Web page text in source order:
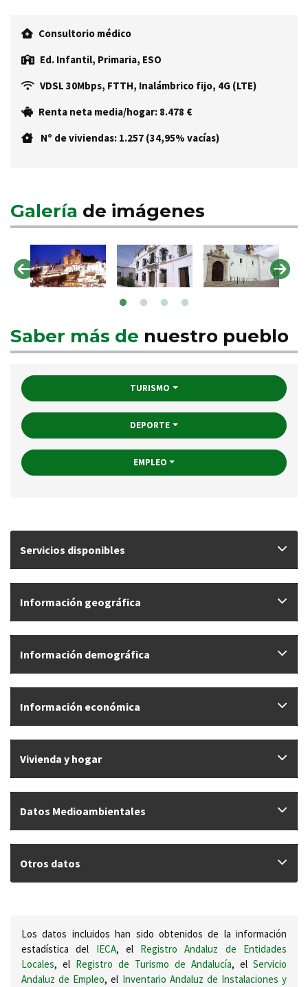
Consultorio médico
Ed. Infantil, Primaria, ESO
VDSL 30Mbps, FTTH, Inalámbrico fijo, 4G (LTE)
Renta neta media/hogar: 8.478 €
Nº de viviendas: 1.257 (34,95% vacías)
Galería de imágenes
Saber más de nuestro pueblo
TURISMO
DEPORTE
EMPLEO
Servicios disponibles
Información geográfica
Información demográfica
Información económica
Vivienda y hogar
Datos Medioambientales
Otros datos
Los datos incluidos han sido obtenidos de la información
estadística del IECA, el Registro Andaluz de Entidades
Locales, el Registro de Turismo de Andalucía, el Servicio
Andaluz de Empleo, el Inventario Andaluz de Instalaciones y